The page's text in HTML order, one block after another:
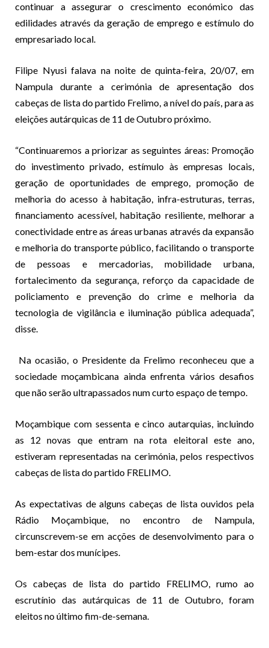
continuar a assegurar o crescimento económico das
edilidades através da geração de emprego e estímulo do
empresariado local.
Filipe Nyusi falava na noite de quinta-feira, 20/07, em
Nampula durante a cerimónia de apresentação dos
cabeças de lista do partido Frelimo, a nível do país, para as
eleições autárquicas de 11 de Outubro próximo.
“Continuaremos a priorizar as seguintes áreas: Promoção
do investimento privado, estímulo às empresas locais,
geração de oportunidades de emprego, promoção de
melhoria do acesso à habitação, infra-estruturas, terras,
financiamento acessível, habitação resiliente, melhorar a
conectividade entre as áreas urbanas através da expansão
e melhoria do transporte público, facilitando o transporte
de pessoas e mercadorias, mobilidade urbana,
fortalecimento da segurança, reforço da capacidade de
policiamento e prevenção do crime e melhoria da
tecnologia de vigilância e iluminação pública adequada”,
disse.
Na ocasião, o Presidente da Frelimo reconheceu que a
sociedade moçambicana ainda enfrenta vários desafios
que não serão ultrapassados num curto espaço de tempo.
Moçambique com sessenta e cinco autarquias, incluindo
as 12 novas que entram na rota eleitoral este ano,
estiveram representadas na cerimónia, pelos respectivos
cabeças de lista do partido FRELIMO.
As expectativas de alguns cabeças de lista ouvidos pela
Rádio Moçambique, no encontro de Nampula,
circunscrevem-se em acções de desenvolvimento para o
bem-estar dos munícipes.
Os cabeças de lista do partido FRELIMO, rumo ao
escrutínio das autárquicas de 11 de Outubro, foram
eleitos no último fim-de-semana.